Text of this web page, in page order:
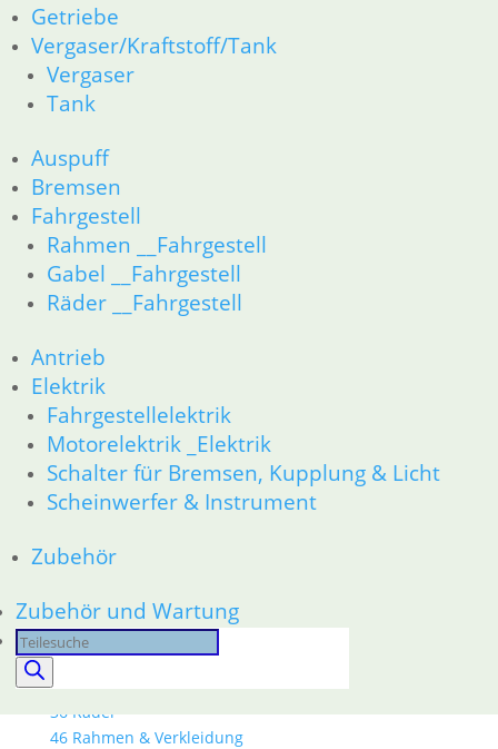
Getriebe
Vergaser/Kraftstoff/Tank
Vergaser
Tank
Auspuff
Bremsen
Fahrgestell
Rahmen __Fahrgestell
Gabel __Fahrgestell
Räder __Fahrgestell
Antrieb
Elektrik
Fahrgestellelektrik
Motorelektrik _Elektrik
Schalter für Bremsen, Kupplung & Licht
Scheinwerfer & Instrument
Zubehör
Zubehör und Wartung
Products
search
31 Telegabel
32 Lenkung
33 Antrieb
34 Bremsen
46 Rahmen & Verkleidung
51 Spiegel & Schlösser
52 Sitzbank
61 Fahrzeugelektrik
62 Instrumente
63 Scheinwerfer
R80R bis R100R und Mystic
Dichtungen
Kolben/Kolbenringe
Zylinderkopf
12 Motorelektrik
13 Vergaser
16 Tank __Mystic
18 Auspuff
23 Getriebe
31 Telegabel
32 Lenkung
33 Antrieb
34 Bremsen
36 Räder
46 Rahmen & Verkleidung